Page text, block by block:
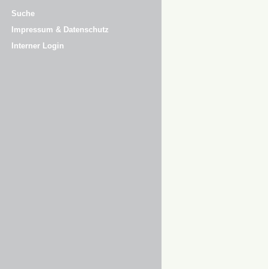
Suche
Impressum & Datenschutz
Interner Login